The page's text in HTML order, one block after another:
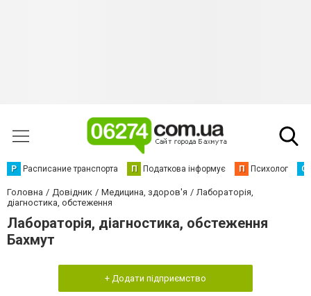
Р Расписание транспорта П Податкова інформує П Психолог С
Головна Довідник Медицина, здоров'я
Лабораторія,
діагностика, обстеження
Лабораторія, діагностика, обстеження
Бахмут
+ Додати підприємство